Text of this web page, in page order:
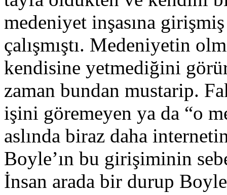
medeniyet inşasına
çalışmıştı. Medeniyetin
kendisine yetmediğini
zaman bundan mustarip.
işini göremeyen ya da “o
aslında biraz daha
Boyle’ın bu girişiminin
İnsan arada bir durup